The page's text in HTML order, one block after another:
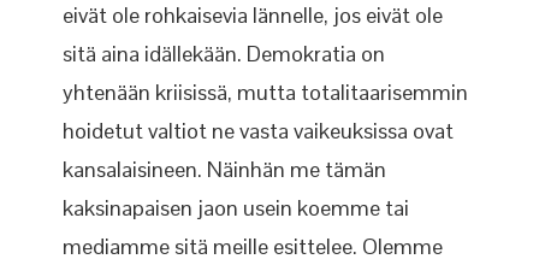
eivät ole rohkaisevia lännelle, jos eivät ole
sitä aina idällekään. Demokratia on
yhtenään kriisissä, mutta totalitaarisemmin
hoidetut valtiot ne vasta vaikeuksissa ovat
kansalaisineen. Näinhän me tämän
kaksinapaisen jaon usein koemme tai
mediamme sitä meille esittelee. Olemme